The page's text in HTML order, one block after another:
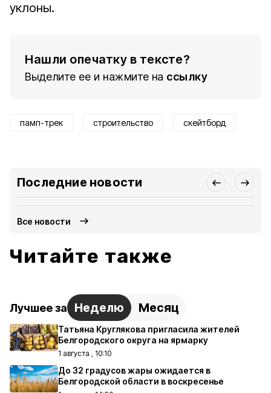
уклоны.
Нашли опечатку в тексте?
Выделите ее и нажмите на ссылку
памп-трек строительство скейтборд
Последние новости
Все новости
Читайте также
Лучшее за Неделю Месяц
Татьяна Круглякова пригласила жителей
Белгородского округа на ярмарку
1 августа , 10:10
До 32 градусов жары ожидается в
Белгородской области в воскресенье